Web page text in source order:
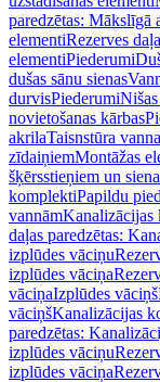
paredzētas: Mākslīgā
elementiRezerves
elementiPiederumi
dušas sānu sienas
durvisPiederumi
novietošanas kārbas
akrilaTaisnstūra
zīdaiņiemMontāžas
šķērsstieņiem un
komplektiPapildu
vannāmKanalizācijas
daļas paredzētas:
izplūdes vāciņu
izplūdes vāciņa
vāciņaIzplūdes vāciņš
vāciņšKanalizācijas
paredzētas:
izplūdes vāciņu
izplūdes vāciņa